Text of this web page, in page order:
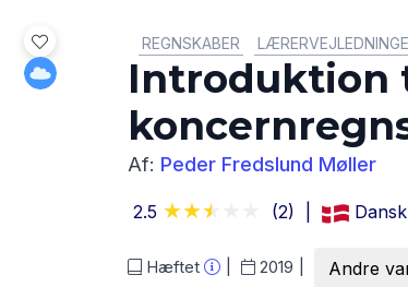
REGNSKABER
Introduktion
Af: Peder Fredslund Møller
2.5 (2) Dansk
Hæftet 2019 Andre